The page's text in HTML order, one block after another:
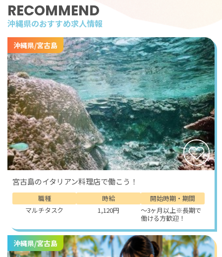
RECOMMEND
沖縄県のおすすめ求人情報
沖縄県/宮古島
宮古島のイタリアン料理店で働こう！
職種
マルチタスク
時給
1,120円
開始時期・期間
～3ヶ月以上※長期で
働ける方歓迎！
沖縄県/宮古島